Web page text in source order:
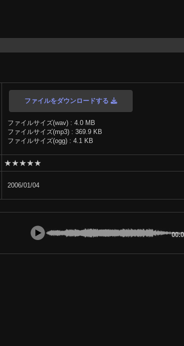
ファイルをダウンロードする
ファイルサイズ(wav) : 4.0 MB
ファイルサイズ(mp3) : 369.9 KB
ファイルサイズ(ogg) : 4.1 KB
★★★★★
2006/01/04